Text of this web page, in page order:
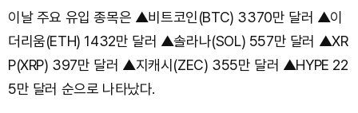
이날 주요 유입 종목은 ▲비트코인(BTC) 3370만 달러 ▲이
더리움(ETH) 1432만 달러 ▲솔라나(SOL) 557만 달러 ▲XR
P(XRP) 397만 달러 ▲지캐시(ZEC) 355만 달러 ▲HYPE 22
5만 달러 순으로 나타났다.